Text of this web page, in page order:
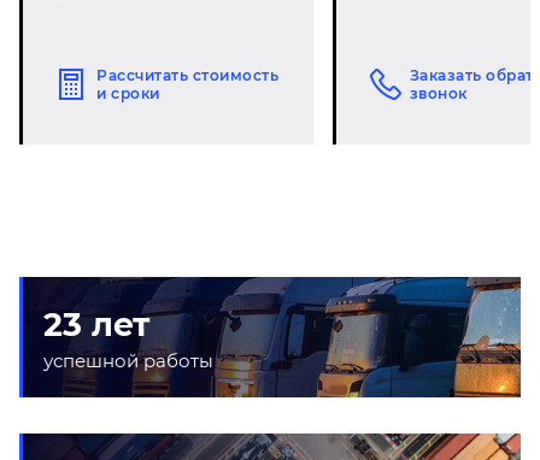
Рассчитать стоимость
и сроки
Заказать
звонок
23 лет
успешной работы